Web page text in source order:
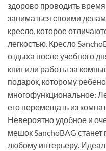
здорово проводить
заниматься своими
кресло, которое
легкостью. Кресло
отдыха после учебного
книг или работы за
подарок, которому
многофункциональное:
его перемещать из
Невероятно удобное и
мешок SanchoBAG
любому интерьеру.